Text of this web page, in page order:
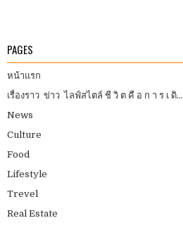
PAGES
หน้าแรก
เรื่องราว ข่าว ไลฟ์สไตล์ ชี วิ ต คื อ ก า ร เ ดิ...
News
Culture
Food
Lifestyle
Trevel
Real Estate